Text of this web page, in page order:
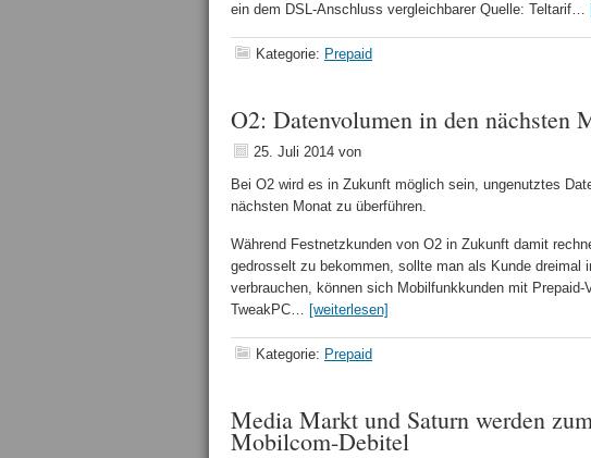
ein dem DSL-Anschluss vergleichbarer Quelle: Teltarif…
Kategorie: Prepaid
O2: Datenvolumen in den nächsten
25. Juli 2014 von
Bei O2 wird es in Zukunft möglich sein, ungenutztes
nächsten Monat zu überführen.
Während Festnetzkunden von O2 in Zukunft damit
gedrosselt zu bekommen, sollte man als Kunde dreimal
verbrauchen, können sich Mobilfunkkunden mit Prepaid-
TweakPC… [weiterlesen]
Kategorie: Prepaid
Media Markt und Saturn werden
Mobilcom-Debitel